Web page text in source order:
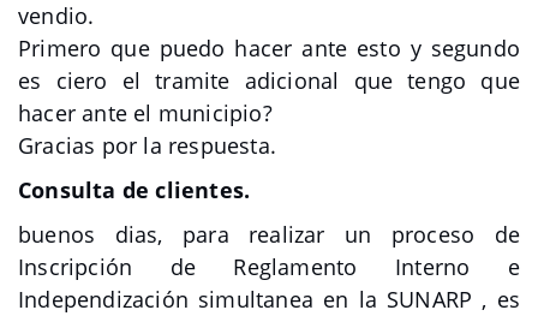
vendio.
Primero que puedo hacer ante esto y segundo
es ciero el tramite adicional que tengo que
hacer ante el municipio?
Gracias por la respuesta.
Consulta de clientes.
buenos dias, para realizar un proceso de
Inscripción de Reglamento Interno e
Independización simultanea en la SUNARP , es